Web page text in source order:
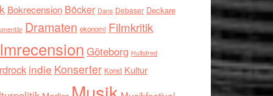
Bokrecension Böcker Dans Debaser Deckare
Dramaten ekonomi Filmkritik
Göteborg Hultsfred
indie Konserter Konst Kultur